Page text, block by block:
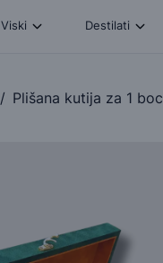
Viski Destilati
Plišana kutija za 1